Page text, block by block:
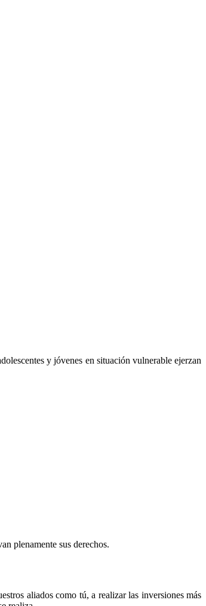
y jóvenes en situación vulnerable ejerzan
plenamente sus derechos.
aliados como tú, a realizar las inversiones más